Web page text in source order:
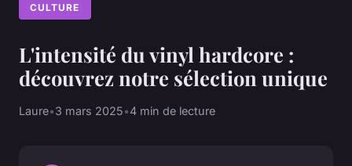
CULTURE
L'intensité du vinyl hardcore :
découvrez notre sélection unique
Laure•3 mars 2025•4 min de lecture